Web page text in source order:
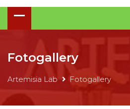
Fotogallery
Artemisia Lab Fotogallery